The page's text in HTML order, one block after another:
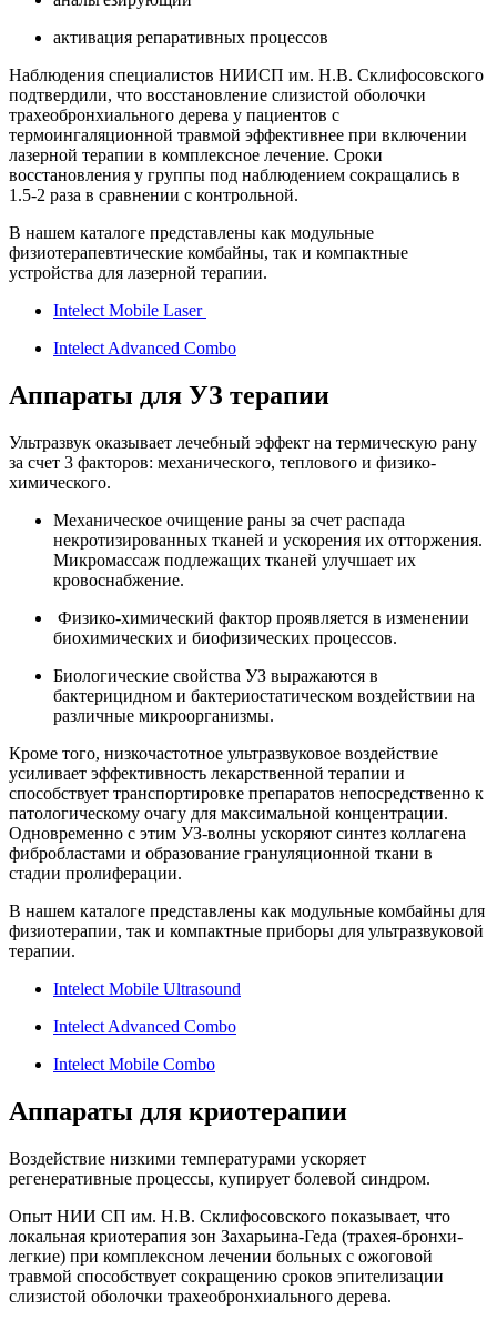
активация репаративных процессов
Наблюдения специалистов НИИСП им. Н.В. Склифосовского
подтвердили, что восстановление слизистой оболочки
трахеобронхиального дерева у пациентов с
термоингаляционной травмой эффективнее при включении
лазерной терапии в комплексное лечение. Сроки
восстановления у группы под наблюдением сокращались в
1.5-2 раза в сравнении с контрольной.
В нашем каталоге представлены как модульные
физиотерапевтические комбайны, так и компактные
устройства для лазерной терапии.
Intelect Mobile Laser
Intelect Advanced Combo
Аппараты для УЗ терапии
Ультразвук оказывает лечебный эффект на термическую рану
за счет 3 факторов: механического, теплового и физико-
химического.
Механическое очищение раны за счет распада
некротизированных тканей и ускорения их отторжения.
Микромассаж подлежащих тканей улучшает их
кровоснабжение.
Физико-химический фактор проявляется в изменении
биохимических и биофизических процессов.
Биологические свойства УЗ выражаются в
бактерицидном и бактериостатическом воздействии на
различные микроорганизмы.
Кроме того, низкочастотное ультразвуковое воздействие
усиливает эффективность лекарственной терапии и
способствует транспортировке препаратов непосредственно к
патологическому очагу для максимальной концентрации.
Одновременно с этим УЗ-волны ускоряют синтез коллагена
фибробластами и образование грануляционной ткани в
стадии пролиферации.
В нашем каталоге представлены как модульные комбайны для
физиотерапии, так и компактные приборы для ультразвуковой
терапии.
Intelect Mobile Ultrasound
Intelect Advanced Combo
Intelect Mobile Combo
Аппараты для криотерапии
Воздействие низкими температурами ускоряет
регенеративные процессы, купирует болевой синдром.
Опыт НИИ СП им. Н.В. Склифосовского показывает, что
локальная криотерапия зон Захарьина-Геда (трахея-бронхи-
легкие) при комплексном лечении больных с ожоговой
травмой способствует сокращению сроков эпителизации
слизистой оболочки трахеобронхиального дерева.